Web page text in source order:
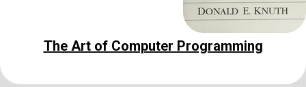
The Art of Computer Programming